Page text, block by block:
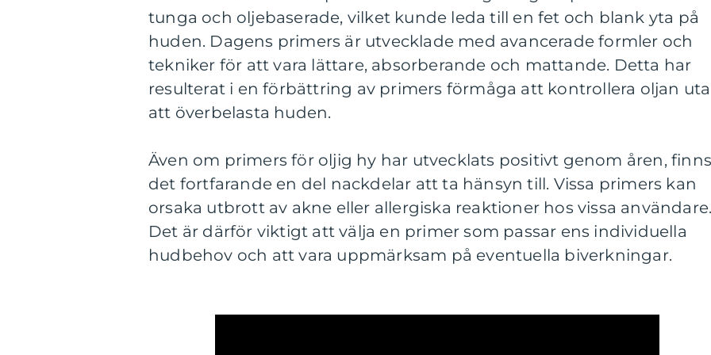
tunga och oljebaserade, vilket kunde leda till en fet och blank yta på
huden. Dagens primers är utvecklade med avancerade formler och
tekniker för att vara lättare, absorberande och mattande. Detta har
resulterat i en förbättring av primers förmåga att kontrollera oljan
att överbelasta huden.
Även om primers för oljig hy har utvecklats positivt genom åren, finns
det fortfarande en del nackdelar att ta hänsyn till. Vissa primers kan
orsaka utbrott av akne eller allergiska reaktioner hos vissa användare.
Det är därför viktigt att välja en primer som passar ens individuella
hudbehov och att vara uppmärksam på eventuella biverkningar.